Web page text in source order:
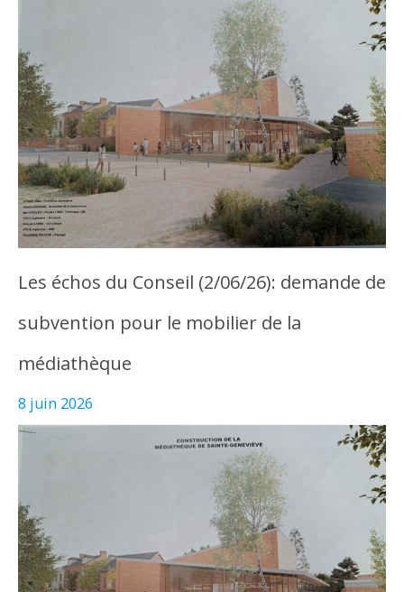
Les échos du Conseil (2/06/26): demande de
subvention pour le mobilier de la
médiathèque
8 juin 2026